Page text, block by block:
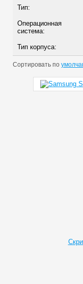
Тип:
Операционная
система:
Тип корпуса:
Сортировать по